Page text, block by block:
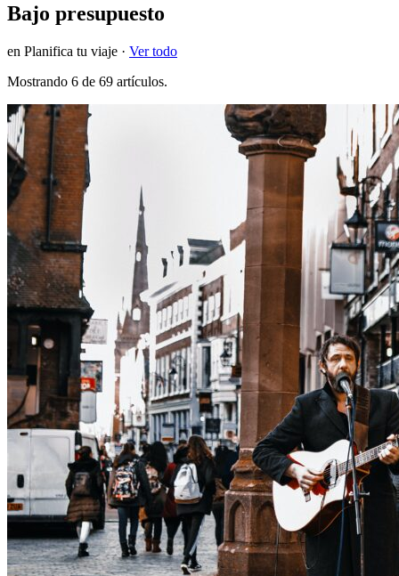
Bajo presupuesto
en Planifica tu viaje · Ver todo
Mostrando 6 de 69 artículos.